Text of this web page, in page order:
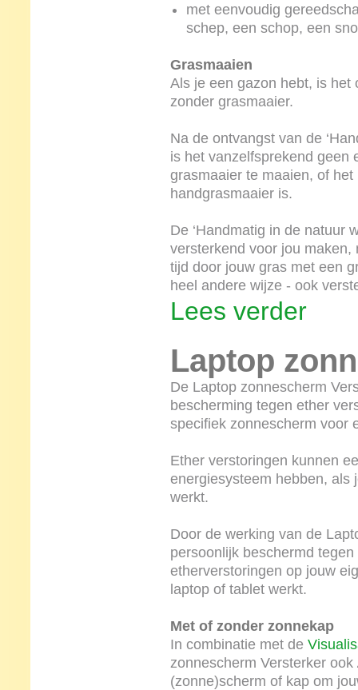
met eenvoudig
schep, een schop, een
Grasmaaien
Als je een gazon hebt, is het
zonder grasmaaier.
Na de ontvangst van de
is het vanzelfsprekend geen
grasmaaier te maaien, of
handgrasmaaier is.
De ‘Handmatig in de natuur
versterkend voor jou
tijd door jouw gras met een
heel andere wijze - ook
Lees verder
Laptop
De Laptop zonnescherm
bescherming tegen ether
specifiek zonnescherm voor
Ether verstoringen kunnen
energiesysteem hebben, als
werkt.
Door de werking van de
persoonlijk beschermd
etherverstoringen op jouw
laptop of tablet werkt.
Met of zonder zonnekap
In combinatie met de
zonnescherm Versterker ook
(zonne)scherm of kap om